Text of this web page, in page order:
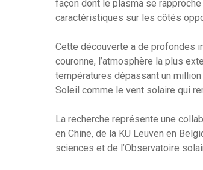
façon dont le plasma se
caractéristiques sur les côtés
Cette découverte a de profondes
couronne, l’atmosphère la plus
températures dépassant un
Soleil comme le vent solaire qui
La recherche représente une
en Chine, de la KU Leuven en
sciences et de l’Observatoire